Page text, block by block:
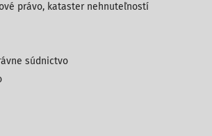
právo, kataster nehnuteľností
súdnictvo